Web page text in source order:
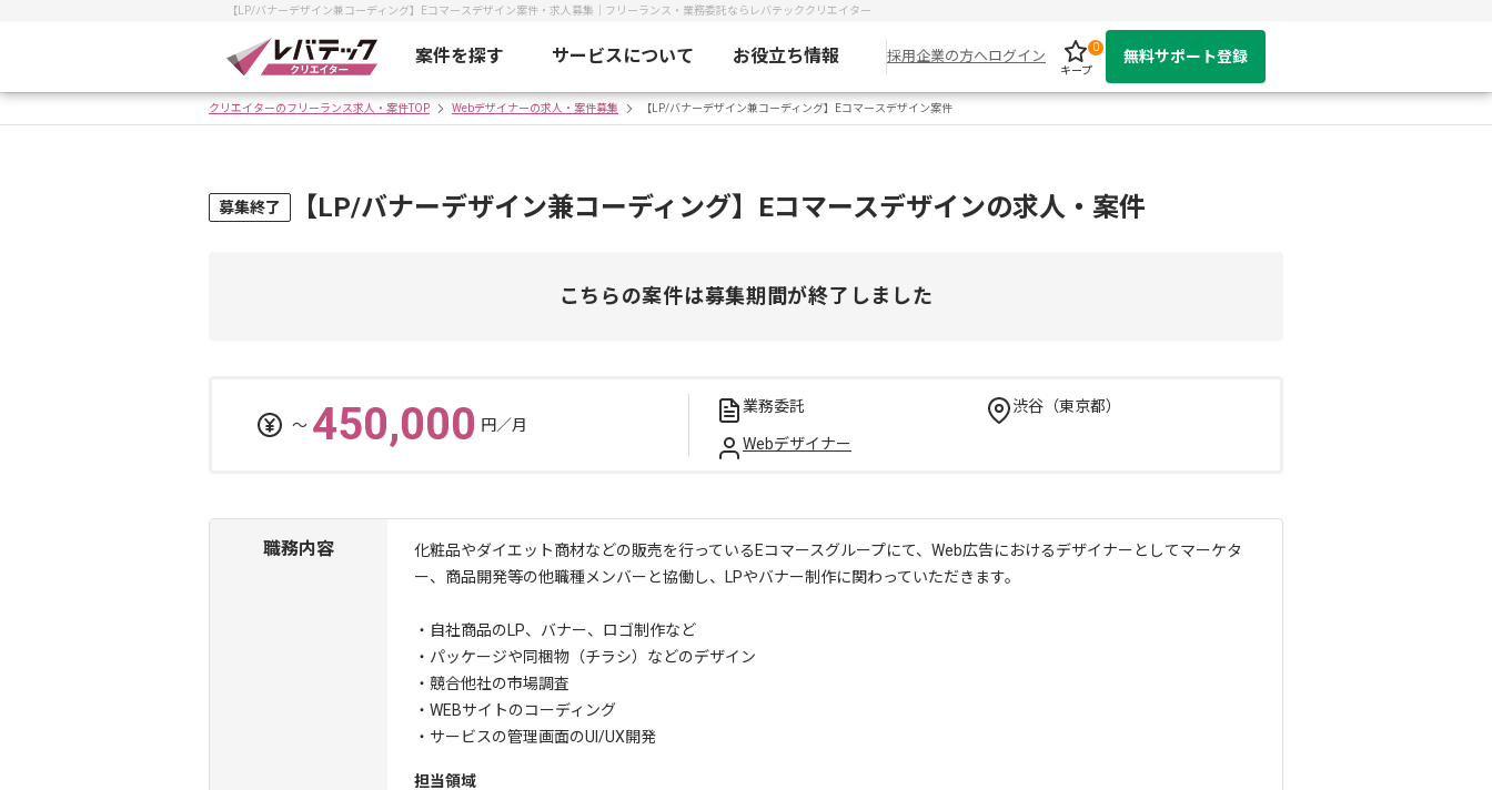
【LP/バナーデザイン兼コーディング】Eコマースデザイン案件・求人募集｜フリーランス・業務委託ならレバテッククリエイター
案件を探す サービスについて お役立ち情報 採用企業の方へログイン
キープ
0
無料サポート登録
クリエイターのフリーランス求人・案件TOP Webデザイナーの求人・案件募集 【LP/バナーデザイン兼コーディング】Eコマースデザイン案件
募集終了 【LP/バナーデザイン兼コーディング】Eコマースデザインの求人・案件
こちらの案件は募集期間が終了しました
〜 450,000 円／月
業務委託 渋谷（東京都）
Webデザイナー
職務内容
化粧品やダイエット商材などの販売を行っているEコマースグループにて、Web広告におけるデザイナーとしてマーケタ
ー、商品開発等の他職種メンバーと協働し、LPやバナー制作に関わっていただきます。
・自社商品のLP、バナー、ロゴ制作など
・パッケージや同梱物（チラシ）などのデザイン
・競合他社の市場調査
・WEBサイトのコーディング
・サービスの管理画面のUI/UX開発
担当領域